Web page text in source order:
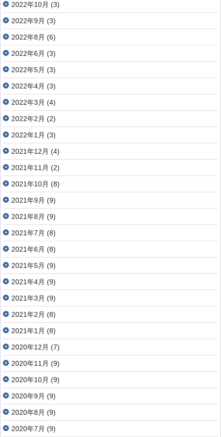
2022年10月 (3)
2022年9月 (3)
2022年8月 (6)
2022年6月 (3)
2022年5月 (3)
2022年4月 (3)
2022年3月 (4)
2022年2月 (2)
2022年1月 (3)
2021年12月 (4)
2021年11月 (2)
2021年10月 (8)
2021年9月 (9)
2021年8月 (9)
2021年7月 (8)
2021年6月 (8)
2021年5月 (9)
2021年4月 (9)
2021年3月 (9)
2021年2月 (8)
2021年1月 (8)
2020年12月 (7)
2020年11月 (9)
2020年10月 (9)
2020年9月 (9)
2020年8月 (9)
2020年7月 (9)